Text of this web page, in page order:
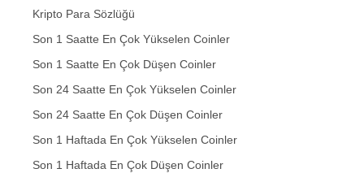
Kripto Para Sözlüğü
Son 1 Saatte En Çok Yükselen Coinler
Son 1 Saatte En Çok Düşen Coinler
Son 24 Saatte En Çok Yükselen Coinler
Son 24 Saatte En Çok Düşen Coinler
Son 1 Haftada En Çok Yükselen Coinler
Son 1 Haftada En Çok Düşen Coinler